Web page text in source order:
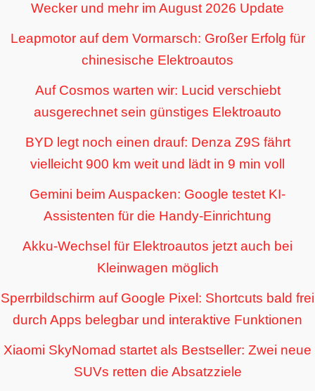
Wecker und mehr im August 2026 Update
Leapmotor auf dem Vormarsch: Großer Erfolg für
chinesische Elektroautos
Auf Cosmos warten wir: Lucid verschiebt
ausgerechnet sein günstiges Elektroauto
BYD legt noch einen drauf: Denza Z9S fährt
vielleicht 900 km weit und lädt in 9 min voll
Gemini beim Auspacken: Google testet KI-
Assistenten für die Handy-Einrichtung
Akku-Wechsel für Elektroautos jetzt auch bei
Kleinwagen möglich
Sperrbildschirm auf Google Pixel: Shortcuts bald frei
durch Apps belegbar und interaktive Funktionen
Xiaomi SkyNomad startet als Bestseller: Zwei neue
SUVs retten die Absatzziele